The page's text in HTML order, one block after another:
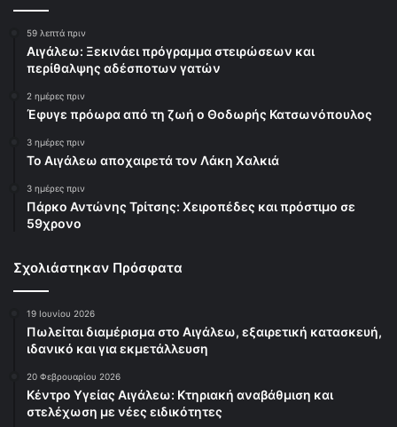
59 λεπτά πριν
Αιγάλεω: Ξεκινάει πρόγραμμα στειρώσεων και
περίθαλψης αδέσποτων γατών
2 ημέρες πριν
Έφυγε πρόωρα από τη ζωή ο Θοδωρής Κατσωνόπουλος
3 ημέρες πριν
Το Αιγάλεω αποχαιρετά τον Λάκη Χαλκιά
3 ημέρες πριν
Πάρκο Αντώνης Τρίτσης: Χειροπέδες και πρόστιμο σε
59χρονο
Σχολιάστηκαν Πρόσφατα
19 Ιουνίου 2026
Πωλείται διαμέρισμα στο Αιγάλεω, εξαιρετική κατασκευή,
ιδανικό και για εκμετάλλευση
20 Φεβρουαρίου 2026
Κέντρο Υγείας Αιγάλεω: Κτηριακή αναβάθμιση και
στελέχωση με νέες ειδικότητες